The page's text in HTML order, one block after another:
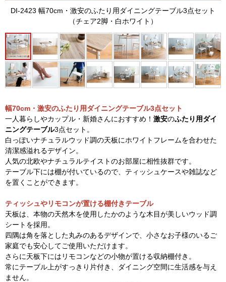
DI-2423 幅70cm・激安のふたり用ダイニングテーブル3点セット
（チェア2脚・白ホワイト）
幅70cm・激安のふたり用ダイニングテーブル3点セット
一人暮らしやカップル・新婚さんにおすすめ！ 激安のふたり用ダイ
ニングテーブル3点セット。
白っぽいナチュラルウッド調の天板にホワイトフレームを合わせた
清潔感溢れるデザイン。
人気の北欧やナチュラルテイストのお部屋に相性抜群です。
テーブル下には棚が付いているので、ティッシュケースや雑誌など
を置くことができます。
ティッシュやリモコンが置ける棚付きテーブル
天板は、本物の天然木を使用したかのような木目が美しいウッド調
シートを採用。
四隅は角を落とした丸みのあるデザインで、小さなお子様のいるご
家庭でも安心してご使用いただけます。
さらに天板下にはリモコンなどの小物が置ける収納棚付き。
常にテーブル上がすっきり片付き、ダイニング空間に生活感を与え
ません。